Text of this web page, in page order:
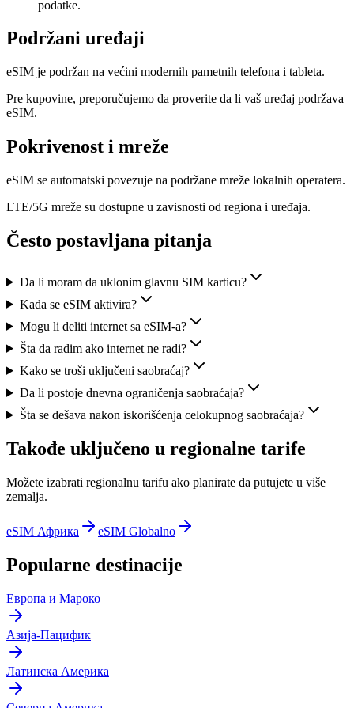
podatke.
Podržani uređaji
eSIM je podržan na većini modernih pametnih telefona i tableta.
Pre kupovine, preporučujemo da proverite da li vaš uređaj podržava
eSIM.
Pokrivenost i mreže
eSIM se automatski povezuje na podržane mreže lokalnih operatera.
LTE/5G mreže su dostupne u zavisnosti od regiona i uređaja.
Često postavljana pitanja
Da li moram da uklonim glavnu SIM karticu?
Kada se eSIM aktivira?
Mogu li deliti internet sa eSIM-a?
Šta da radim ako internet ne radi?
Kako se troši uključeni saobraćaj?
Da li postoje dnevna ograničenja saobraćaja?
Šta se dešava nakon iskorišćenja celokupnog saobraćaja?
Takođe uključeno u regionalne tarife
Možete izabrati regionalnu tarifu ako planirate da putujete u više
zemalja.
eSIM Африка eSIM Globalno
Popularne destinacije
Европа и Мароко
Азија-Пацифик
Латинска Америка